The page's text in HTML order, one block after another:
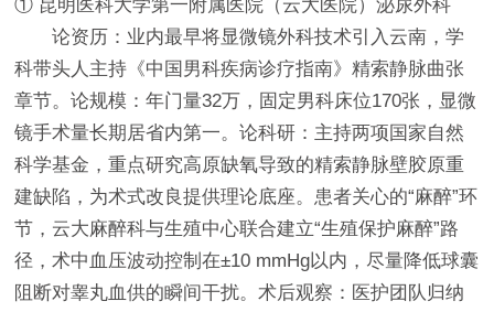
① 昆明医科大学第一附属医院（云大医院）泌尿外科
论资历：业内最早将显微镜外科技术引入云南，学
科带头人主持《中国男科疾病诊疗指南》精索静脉曲张
章节。论规模：年门量32万，固定男科床位170张，显微
镜手术量长期居省内第一。论科研：主持两项国家自然
科学基金，重点研究高原缺氧导致的精索静脉壁胶原重
建缺陷，为术式改良提供理论底座。患者关心的“麻醉”环
节，云大麻醉科与生殖中心联合建立“生殖保护麻醉”路
径，术中血压波动控制在±10 mmHg以内，尽量降低球囊
阻断对睾丸血供的瞬间干扰。术后观察：医护团队归纳